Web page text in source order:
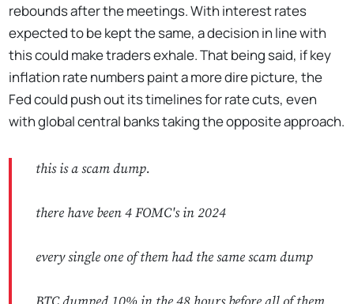
rebounds after the meetings. With interest rates
expected to be kept the same, a decision in line with
this could make traders exhale. That being said, if key
inflation rate numbers paint a more dire picture, the
Fed could push out its timelines for rate cuts, even
with global central banks taking the opposite approach.
this is a scam dump.
there have been 4 FOMC's in 2024
every single one of them had the same scam dump